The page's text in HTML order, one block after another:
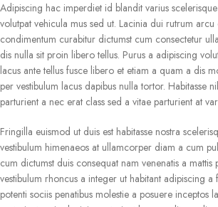
Adipiscing hac imperdiet id blandit varius
volutpat vehicula mus sed ut. Lacinia dui rutrum
condimentum curabitur dictumst cum consectetur
dis nulla sit proin libero tellus. Purus a adipiscing
lacus ante tellus fusce libero et etiam a quam a dis
per vestibulum lacus dapibus nulla tortor. Habitasse
parturient a nec erat class sed a vitae parturient at
Fringilla euismod ut duis est habitasse nostra
vestibulum himenaeos at ullamcorper diam a cum
cum dictumst duis consequat nam venenatis a mattis
vestibulum rhoncus a integer ut habitant adipiscing
potenti sociis penatibus molestie a posuere inceptos